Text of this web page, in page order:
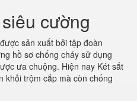
cường
được sản xuất bởi tập đoàn
hồ sơ chống cháy sử dụng
ưa chuộng. Hiện nay Két sắt
khỏi trộm cắp mà còn chống